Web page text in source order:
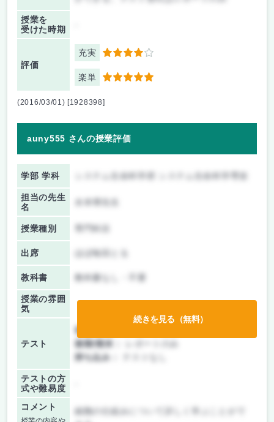
授業を
受けた時期
評価
充実 4
楽単 5
(2016/03/01) [1928398]
auny555 さんの授業評価
学部 学科 システム生命科学府 システム生命科学専攻
担当の先生
名
授業種別
出席 ほぼ毎回とる
教科書 教科書なし・不要
授業の雰囲
気
テスト
前期/中間：
後期/期末：
持ち込み：
テストの方
式や難易度
コメント
細胞の仕組みについて詳しく学ぶことがで
続きを見る（無料）